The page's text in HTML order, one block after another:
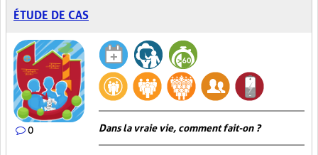
ÉTUDE DE CAS
0 Dans la vraie vie, comment fait-on ?